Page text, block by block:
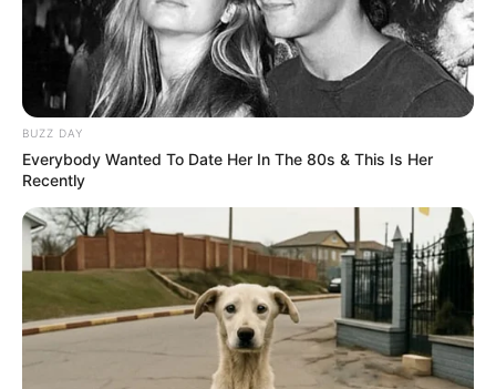
dahinter liegenden Battertfelsen und der 668 Meter hohe
Merkurberg, der auch mit einer Standseilbahn zu
erreichen ist.
Hotels in Baden-Baden:
Hotels in Baden-Baden
Hotels in Baden-Baden auf Hotel.de
suchen und online buchen.
BUZZ DAY
Everybody Wanted To Date Her In The 80s & This Is Her
Recently